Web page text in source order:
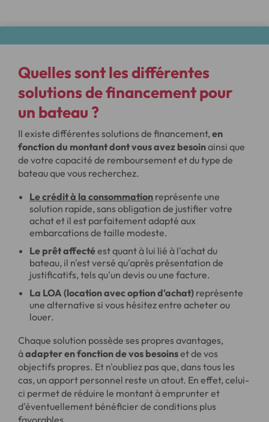
Quelles sont les différentes
solutions de financement pour
un bateau ?
Il existe différentes solutions de financement,en
fonction du montant dont vous avez besoinainsi que
de votre capacité de remboursement et du type de
bateau que vous recherchez.
Le crédit à la consommation représente une
solution rapide, sans obligation de justifier votre
achat et il est parfaitement adapté aux
embarcations de taille modeste.
Le prêt affectéest quant à lui lié à l'achat du
bateau, il n'est versé qu'après présentation de
justificatifs, tels qu'un devis ou une facture.
La LOA (location avec option d'achat) représente
une alternative si vous hésitez entre acheter ou
louer.
Chaque solution possède ses propres avantages,
àadapter en fonction de vos besoinset de vos
objectifs propres. Et n'oubliez pas que, dans tous les
cas, un apport personnel reste un atout. En effet, celui-
ci permet de réduire le montant à emprunter et
d'éventuellement bénéficier de conditions plus
favorables.